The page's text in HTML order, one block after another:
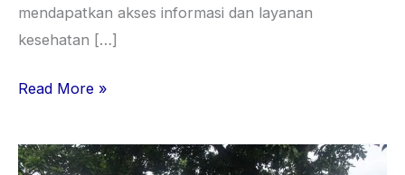
mendapatkan akses informasi dan layanan
kesehatan […]
Read More »
BERAKSI